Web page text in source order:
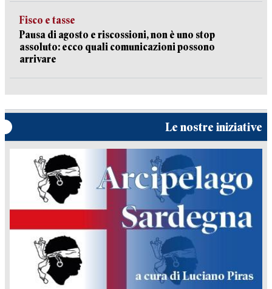
Fisco e tasse
Pausa di agosto e riscossioni, non è uno stop
assoluto: ecco quali comunicazioni possono
arrivare
Le nostre iniziative